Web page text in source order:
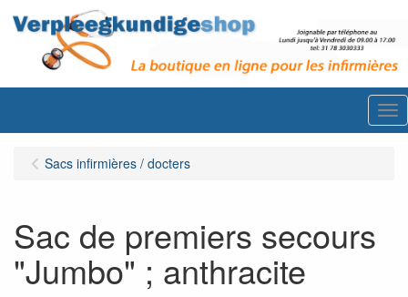
Sacs infirmières / docters
Sac de premiers secours
"Jumbo" ; anthracite